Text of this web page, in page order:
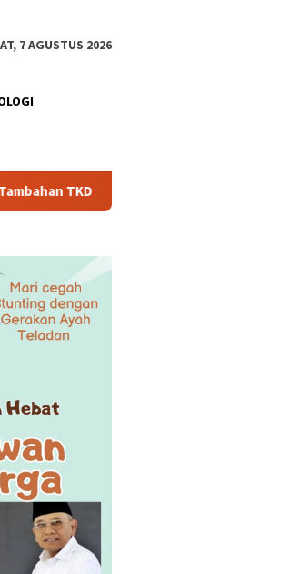
7 AGUSTUS 2026
Rp1,65 Triliun, Pastikan Transparan dan